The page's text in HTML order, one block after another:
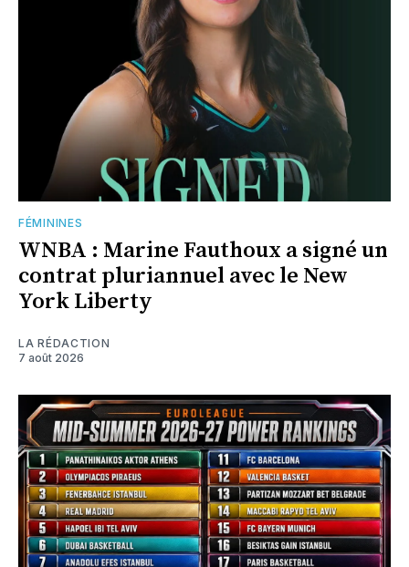
FÉMININES
WNBA : Marine Fauthoux a signé un
contrat pluriannuel avec le New
York Liberty
LA RÉDACTION
7 août 2026